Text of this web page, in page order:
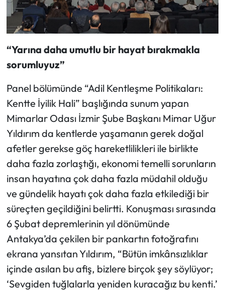
“Yarına daha umutlu bir hayat bırakmakla
sorumluyuz”
Panel bölümünde “Adil Kentleşme Politikaları:
Kentte İyilik Hali” başlığında sunum yapan
Mimarlar Odası İzmir Şube Başkanı Mimar Uğur
Yıldırım da kentlerde yaşamanın gerek doğal
afetler gerekse göç hareketlilikleri ile birlikte
daha fazla zorlaştığı, ekonomi temelli sorunların
insan hayatına çok daha fazla müdahil olduğu
ve gündelik hayatı çok daha fazla etkilediği bir
süreçten geçildiğini belirtti. Konuşması sırasında
6 Şubat depremlerinin yıl dönümünde
Antakya’da çekilen bir pankartın fotoğrafını
ekrana yansıtan Yıldırım, “Bütün imkânsızlıklar
içinde asılan bu afiş, bizlere birçok şey söylüyor;
‘Sevgiden tuğlalarla yeniden kuracağız bu kenti.’